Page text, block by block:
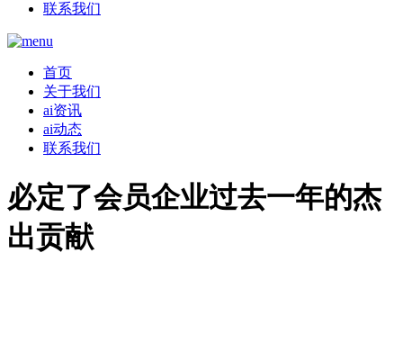
联系我们
首页
关于我们
ai资讯
ai动态
联系我们
必定了会员企业过去一年的杰
出贡献